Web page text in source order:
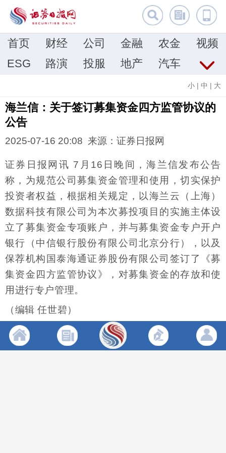
首页 财经 公司 金融 农金
视频
ESG
路演 投服 地产 汽车
小 | 中 | 大
海兰信：关于签订募集资金四方监管协议的
公告
2025-07-16 20:08 来源：证券日报网
证券日报网讯 7月16日晚间，海兰信发布公告
称，为规范公司募集资金管理和使用，切实保护
投资者权益，根据相关规定，以海兰云（上海）
数据科技有限公司为本次募投项目的实施主体设
立了募集资金专项账户，并与募集资金专户开户
银行（中信银行股份有限公司北京分行），以及
保荐机构国泰海通证券股份有限公司签订了《募
集资金四方监管协议》，对募集资金的存放和使
用进行专户管理。
（编辑 任世碧）